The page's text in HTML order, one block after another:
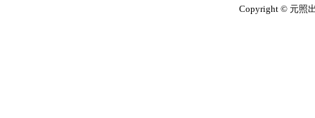
Copyright © 元照